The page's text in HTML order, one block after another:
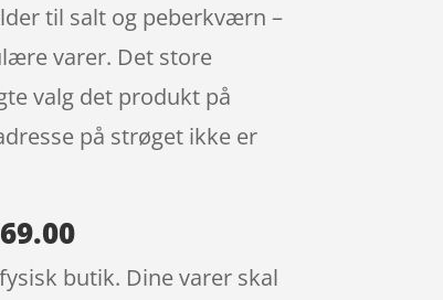
til salt og peberkværn –
varer. Det store
valg det produkt på
på strøget ikke er
butik. Dine varer skal